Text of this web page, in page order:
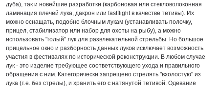
дуба), так и новейшие разработки (карбоновая или стекловолоконная
ламинация плечей лука, дакрон или fastflight в качестве тетивы). Их
можно оснащать, подобно блочным лукам (устанавливать полочку,
прицел, стабилизатор или набор для охоты на рыбу), а можно
использовать "голый" лук для развлекательной стрельбы. Но большое
прицельное окно и разборность данных луков исключает возможность
участия в фестивалях по исторической реконструкции. В любом случае
лук - это изделие требующее соответствующего ухода и правильного
обращения с ним. Категорически запрещено стрелять "вхолостую" из
лука (т.е. без стрелы), и хранить его с натянутой тетивой. Одевание